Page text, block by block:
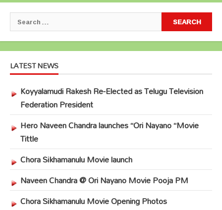
Search
for:
LATEST NEWS
Koyyalamudi Rakesh Re-Elected as Telugu Television
Federation President
Hero Naveen Chandra launches “Ori Nayano “Movie
Tittle
Chora Sikhamanulu Movie launch
Naveen Chandra @ Ori Nayano Movie Pooja PM
Chora Sikhamanulu Movie Opening Photos